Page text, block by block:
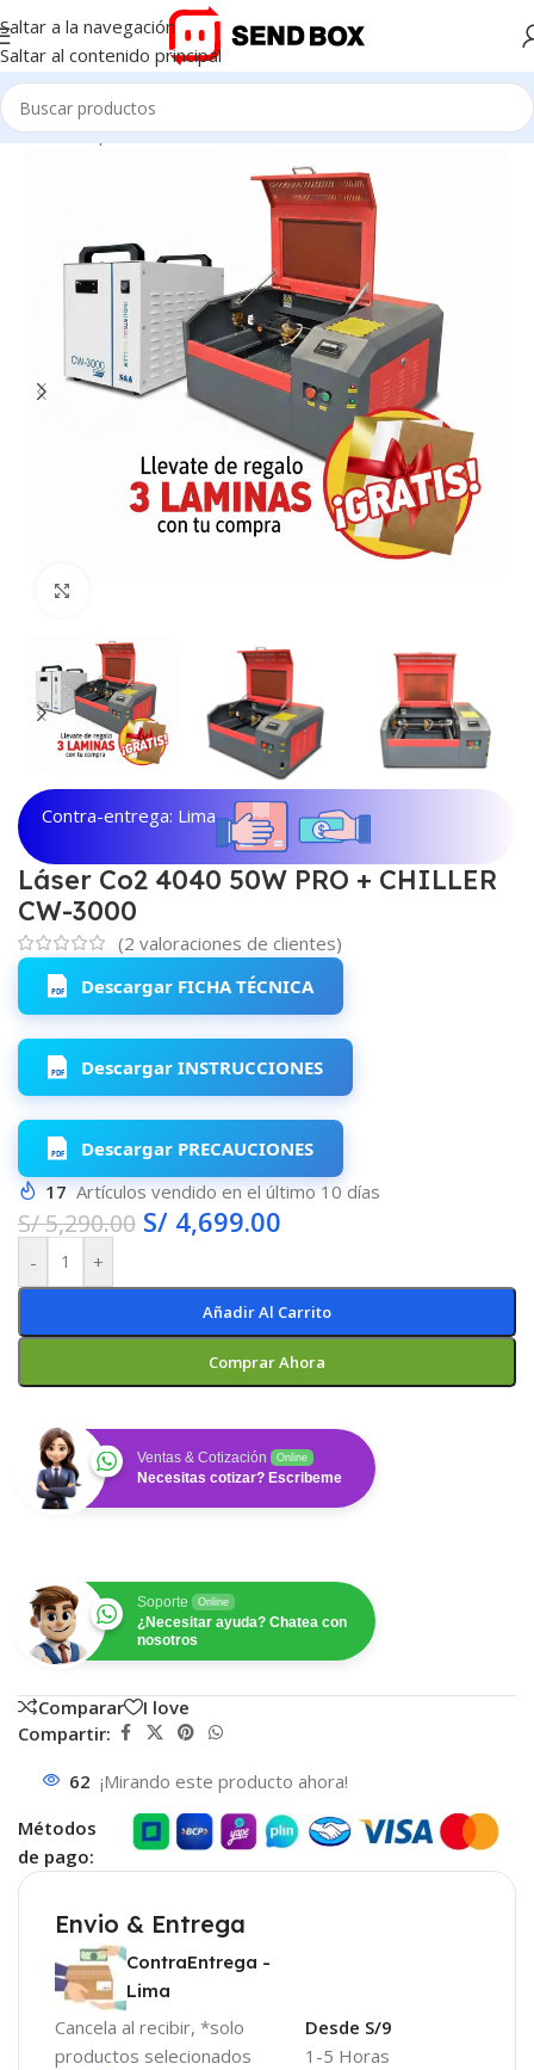
Saltar a la navegación
Saltar al contenido principal
Inicio/Máquinas Láser Co2/4040-50W
Contra-entrega: Lima
Láser Co2 4040 50W PRO + CHILLER
CW-3000
(2 valoraciones de clientes)
Descargar FICHA TÉCNICA
Descargar INSTRUCCIONES
Descargar PRECAUCIONES
17 Artículos vendido en el último 10 días
S/5,290.00 S/ 4,699.00
- +
Añadir Al Carrito
Comprar Ahora
Ventas & Cotización Online
Necesitas cotizar? Escribeme
Soporte Online
¿Necesitar ayuda? Chatea con
nosotros
Comparar
I love
Compartir:
62 ¡Mirando este producto ahora!
Métodos
de pago:
Envio & Entrega
ContraEntrega -
Lima
Cancela al recibir, *solo
productos selecionados
1-5 Horas
Desde S/9